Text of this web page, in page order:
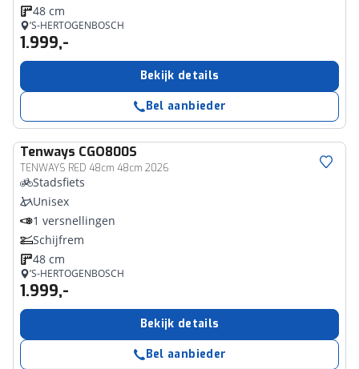
48 cm
’S-HERTOGENBOSCH
1.999,-
Bekijk details
Bel aanbieder
Tenways CGO800S
TENWAYS RED 48cm 48cm 2026
Stadsfiets
Unisex
1 versnellingen
Schijfrem
48 cm
’S-HERTOGENBOSCH
1.999,-
Bekijk details
Bel aanbieder